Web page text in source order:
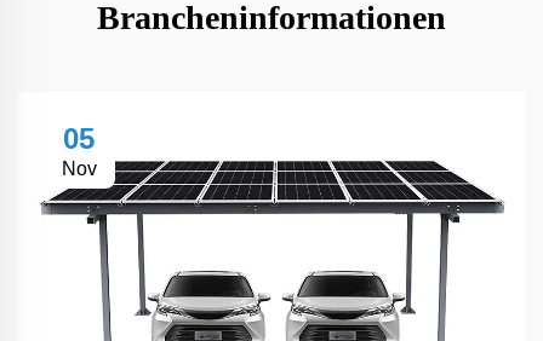
Brancheninformationen
05
Nov